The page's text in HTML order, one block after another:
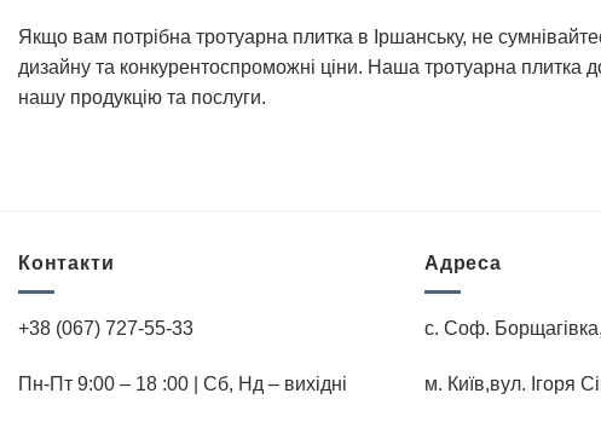
Якщо вам потрібна тротуарна плитка в Іршанську, не
дизайну та конкурентоспроможні ціни. Наша тротуарна плитка
нашу продукцію та послуги.
Контакти
+38 (067) 727-55-33
Пн-Пт 9:00 – 18 :00 | Cб, Нд – вихідні
Адреса
с. Соф.
м. Київ,вул. Iгоря